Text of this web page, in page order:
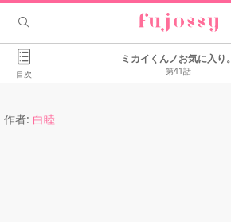
目次
ミカイくんノお気に入り。
第41話
作者: 白睦